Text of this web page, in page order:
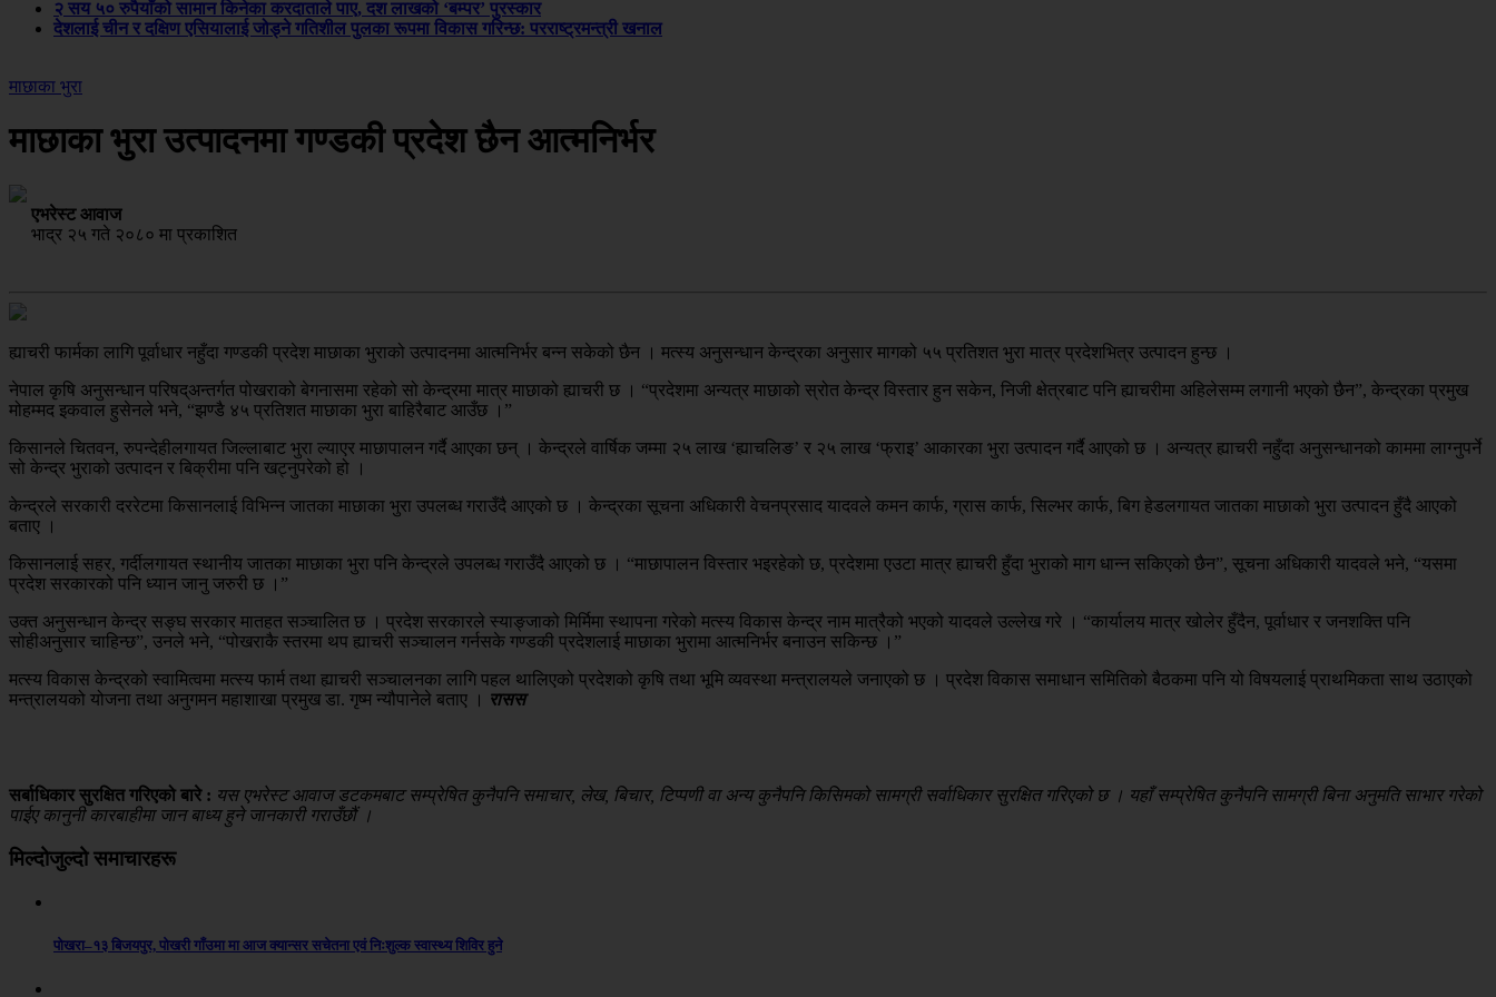
२ सय ५० रुपैयाँको सामान किनेका करदाताले पाए, दश लाखको ‘बम्पर’ पुरस्कार
देशलाई चीन र दक्षिण एसियालाई जोड्ने गतिशील पुलका रूपमा विकास गरिन्छ: परराष्ट्रमन्त्री खनाल
माछाका भुरा
माछाका भुरा उत्पादनमा गण्डकी प्रदेश छैन आत्मनिर्भर
एभरेस्ट आवाज
भाद्र २५ गते २०८० मा प्रकाशित
ह्याचरी फार्मका लागि पूर्वाधार नहुँदा गण्डकी प्रदेश माछाका भुराको उत्पादनमा आत्मनिर्भर बन्न सकेको छैन । मत्स्य अनुसन्धान केन्द्रका अनुसार मागको ५५ प्रतिशत भुरा मात्र प्रदेशभित्र उत्पादन हुन्छ ।
नेपाल कृषि अनुसन्धान परिषद्अन्तर्गत पोखराको बेगनासमा रहेको सो केन्द्रमा मात्र माछाको ह्याचरी छ । “प्रदेशमा अन्यत्र माछाको स्रोत केन्द्र विस्तार हुन सकेन, निजी क्षेत्रबाट पनि ह्याचरीमा अहिलेसम्म लगानी भएको छैन”, केन्द्रका प्रमुख
मोहम्मद इकवाल हुसेनले भने, “झण्डै ४५ प्रतिशत माछाका भुरा बाहिरैबाट आउँछ ।”
किसानले चितवन, रुपन्देहीलगायत जिल्लाबाट भुरा ल्याएर माछापालन गर्दै आएका छन् । केन्द्रले वार्षिक जम्मा २५ लाख ‘ह्याचलिङ’ र २५ लाख ‘फ्राइ’ आकारका भुरा उत्पादन गर्दै आएको छ । अन्यत्र ह्याचरी नहुँदा अनुसन्धानको काममा लाग्नुपर्ने
सो केन्द्र भुराको उत्पादन र बिक्रीमा पनि खट्नुपरेको हो ।
केन्द्रले सरकारी दररेटमा किसानलाई विभिन्न जातका माछाका भुरा उपलब्ध गराउँदै आएको छ । केन्द्रका सूचना अधिकारी वेचनप्रसाद यादवले कमन कार्फ, ग्रास कार्फ, सिल्भर कार्फ, बिग हेडलगायत जातका माछाको भुरा उत्पादन हुँदै आएको
बताए ।
किसानलाई सहर, गर्दीलगायत स्थानीय जातका माछाका भुरा पनि केन्द्रले उपलब्ध गराउँदै आएको छ । “माछापालन विस्तार भइरहेको छ, प्रदेशमा एउटा मात्र ह्याचरी हुँदा भुराको माग धान्न सकिएको छैन”, सूचना अधिकारी यादवले भने, “यसमा
प्रदेश सरकारको पनि ध्यान जानु जरुरी छ ।”
उक्त अनुसन्धान केन्द्र सङ्घ सरकार मातहत सञ्चालित छ । प्रदेश सरकारले स्याङ्जाको मिर्मिमा स्थापना गरेको मत्स्य विकास केन्द्र नाम मात्रैको भएको यादवले उल्लेख गरे । “कार्यालय मात्र खोलेर हुँदैन, पूर्वाधार र जनशक्ति पनि
सोहीअनुसार चाहिन्छ”, उनले भने, “पोखराकै स्तरमा थप ह्याचरी सञ्चालन गर्नसके गण्डकी प्रदेशलाई माछाका भुरामा आत्मनिर्भर बनाउन सकिन्छ ।”
मत्स्य विकास केन्द्रको स्वामित्वमा मत्स्य फार्म तथा ह्याचरी सञ्चालनका लागि पहल थालिएको प्रदेशको कृषि तथा भूमि व्यवस्था मन्त्रालयले जनाएको छ । प्रदेश विकास समाधान समितिको बैठकमा पनि यो विषयलाई प्राथमिकता साथ उठाएको
मन्त्रालयको योजना तथा अनुगमन महाशाखा प्रमुख डा. गृष्म न्यौपानेले बताए । रासस
सर्बाधिकार सुरक्षित गरिएको बारे : यस एभरेस्ट आवाज डटकमबाट सम्प्रेषित कुनैपनि समाचार, लेख, बिचार, टिप्पणी वा अन्य कुनैपनि किसिमको सामग्री सर्वाधिकार सुरक्षित गरिएको छ । यहाँ सम्प्रेषित कुनैपनि सामग्री बिना अनुमति साभार गरेको
पाईए कानुनी कारबाहीमा जान बाध्य हुने जानकारी गराउँछौं ।
मिल्दोजुल्दो समाचारहरू
पोखरा–१३ बिजयपुर, पोखरी गाँउमा मा आज क्यान्सर सचेतना एवं निःशुल्क स्वास्थ्य शिविर हुने